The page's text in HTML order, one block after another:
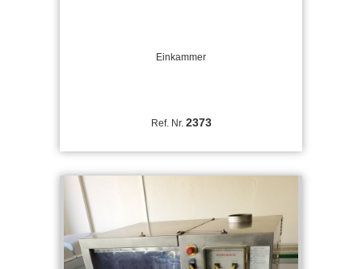
Einkammer
Ref. Nr. 2373